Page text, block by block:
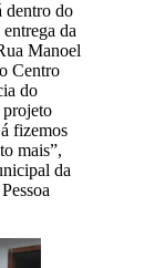
dentro do
da
Manoel
Centro
do
fizemos
mais”,
da